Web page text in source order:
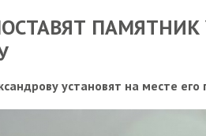
установят на месте его